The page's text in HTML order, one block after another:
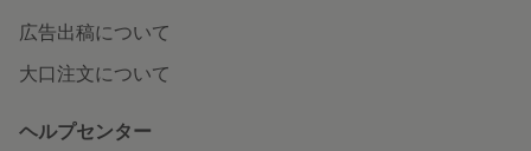
広告出稿について
大口注文について
ヘルプセンター